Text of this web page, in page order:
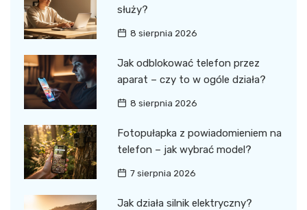
służy?
8 sierpnia 2026
Jak odblokować telefon przez
aparat – czy to w ogóle działa?
8 sierpnia 2026
Fotopułapka z powiadomieniem na
telefon – jak wybrać model?
7 sierpnia 2026
Jak działa silnik elektryczny?